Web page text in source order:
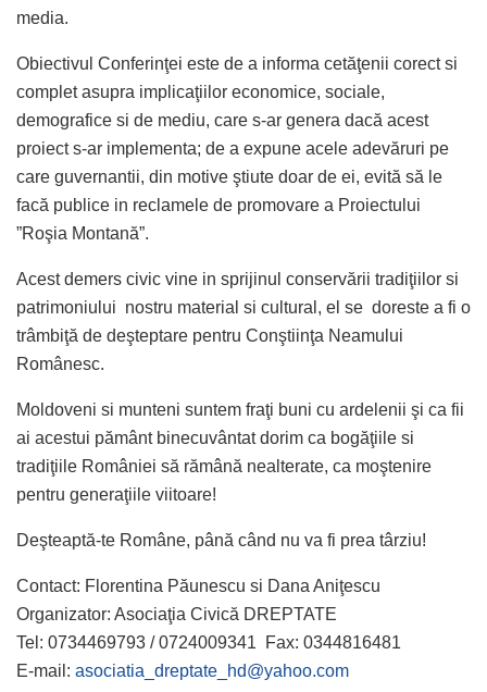
media.
Obiectivul Conferinţei este de a informa cetăţenii corect si
complet asupra implicaţiilor economice, sociale,
demografice si de mediu, care s-ar genera dacă acest
proiect s-ar implementa; de a expune acele adevăruri pe
care guvernantii, din motive ştiute doar de ei, evită să le
facă publice in reclamele de promovare a Proiectului
”Roşia Montană”.
Acest demers civic vine in sprijinul conservării tradiţiilor si
patrimoniului nostru material si cultural, el se doreste a fi o
trâmbiţă de deşteptare pentru Conştiinţa Neamului
Românesc.
Moldoveni si munteni suntem fraţi buni cu ardelenii şi ca fii
ai acestui pământ binecuvântat dorim ca bogăţiile si
tradiţiile României să rămână nealterate, ca moştenire
pentru generaţiile viitoare!
Deşteaptă-te Române, până când nu va fi prea târziu!
Contact: Florentina Păunescu si Dana Aniţescu
Organizator: Asociaţia Civică DREPTATE
Tel: 0734469793 / 0724009341 Fax: 0344816481
E-mail: asociatia_dreptate_hd@yahoo.com